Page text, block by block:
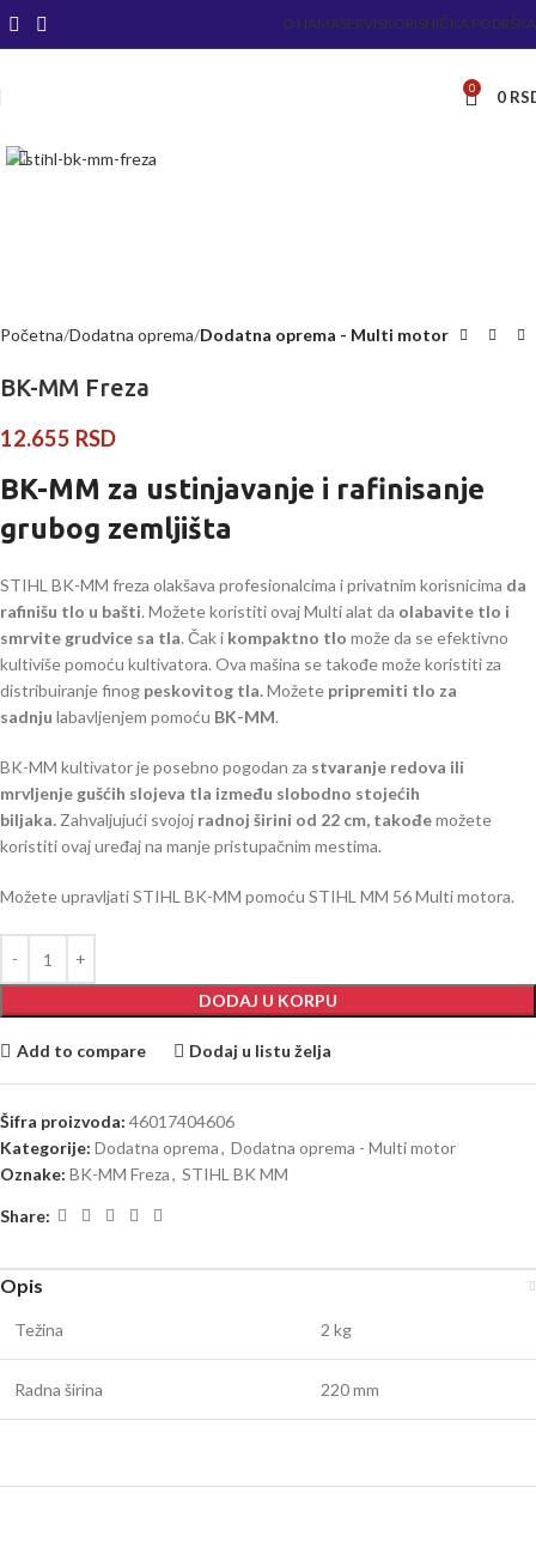
O NAMASERVISKORISNIČKA PODRŠKA
0 0
Početna Dodatna oprema Dodatna oprema - Multi motor
BK-MM Freza
12.655 RSD
BK-MM za ustinjavanje i rafinisanje
grubog zemljišta
STIHL BK-MM freza olakšava profesionalcima i privatnim korisnicima da
rafinišu tlo u bašti. Možete koristiti ovaj Multi alat da olabavite tlo i
smrvite grudvice sa tla. Čak i kompaktno tlo može da se efektivno
kultiviše pomoću kultivatora. Ova mašina se takođe može koristiti za
distribuiranje finog peskovitog tla.Možete pripremiti tlo za
sadnju labavljenjem pomoću BK-MM.
BK-MM kultivator je posebno pogodan za stvaranje redova ili
mrvljenje gušćih slojeva tla između slobodno stojećih
biljaka.Zahvaljujući svojoj radnoj širini od 22 cm, takođemožete
koristiti ovaj uređaj na manje pristupačnim mestima.
Možete upravljati STIHL BK-MM pomoću STIHL MM 56 Multi motora.
DODAJ U KORPU
Add to compare Dodaj u listu želja
Šifra proizvoda: 46017404606
Kategorije: Dodatna oprema, Dodatna oprema - Multi motor
Oznake: BK-MM Freza, STIHL BK MM
Share:
Opis
Težina 2 kg
Radna širina 220 mm